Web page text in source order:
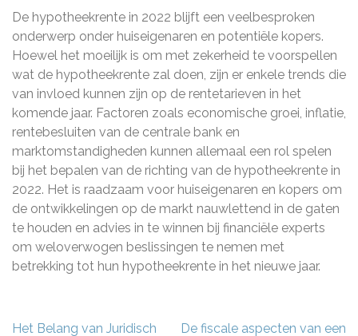
De hypotheekrente in 2022 blijft een veelbesproken
onderwerp onder huiseigenaren en potentiële kopers.
Hoewel het moeilijk is om met zekerheid te voorspellen
wat de hypotheekrente zal doen, zijn er enkele trends die
van invloed kunnen zijn op de rentetarieven in het
komende jaar. Factoren zoals economische groei, inflatie,
rentebesluiten van de centrale bank en
marktomstandigheden kunnen allemaal een rol spelen
bij het bepalen van de richting van de hypotheekrente in
2022. Het is raadzaam voor huiseigenaren en kopers om
de ontwikkelingen op de markt nauwlettend in de gaten
te houden en advies in te winnen bij financiële experts
om weloverwogen beslissingen te nemen met
betrekking tot hun hypotheekrente in het nieuwe jaar.
Berichtnavigatie
Het Belang van Juridisch
De fiscale aspecten van een